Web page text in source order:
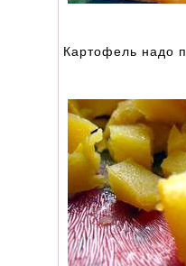
Картофель надо